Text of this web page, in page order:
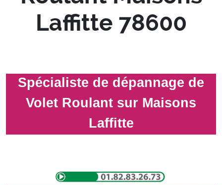
Laffitte 78600
Spécialiste de dépannage de
Volet Roulant sur Maisons
Laffitte